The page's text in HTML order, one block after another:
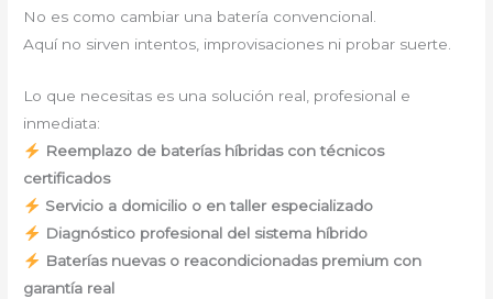
No es como cambiar una batería convencional.
Aquí no sirven intentos, improvisaciones ni probar suerte.
Lo que necesitas es una solución real, profesional e
inmediata:
Reemplazo de baterías híbridas con técnicos
certificados
Servicio a domicilio o en taller especializado
Diagnóstico profesional del sistema híbrido
Baterías nuevas o reacondicionadas premium con
garantía real